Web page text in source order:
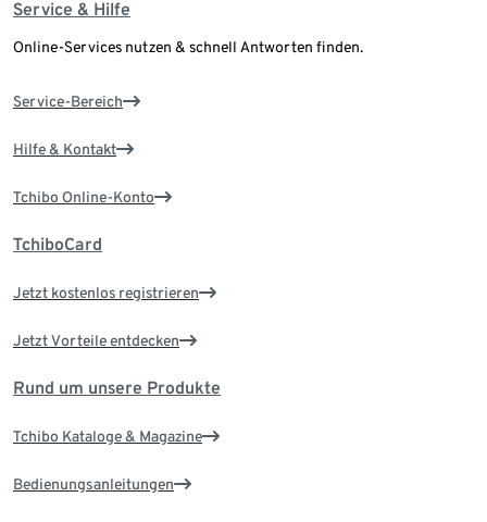
Service & Hilfe
Online-Services nutzen & schnell Antworten finden.
Service-Bereich
Hilfe & Kontakt
Tchibo Online-Konto
TchiboCard
Jetzt kostenlos registrieren
Jetzt Vorteile entdecken
Rund um unsere Produkte
Tchibo Kataloge & Magazine
Bedienungsanleitungen